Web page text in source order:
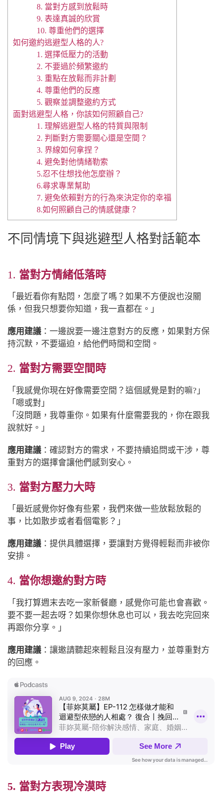
8. 當對方感到放鬆時
9. 表達真誠的欣賞
10. 尊重他們的選擇
如何邀約逃避型人格的人?
1. 選擇低壓力的活動
2. 不要過於頻繁邀約
3. 重點在放鬆而非計劃
4. 尊重他們的反應
5. 觀察並調整邀約方式
面對逃避型人格，你該如何照顧自己?
1. 理解逃避型人格的特質與限制
2. 判斷對方需要關心還是空間？
3. 界線如何拿捏？
4. 避免對他情緒勒索
5.忍不住想找他怎麼辦？
6.尋求專業幫助
7. 避免依賴對方的行為來決定你的幸福
8.如何照顧自己的情感健康？
不同情境下與逃避型人格對話範本
1. 當對方情緒低落時
「最近看你有點悶，怎麼了嗎？如果不方便說也沒關
係，但我只想要你知道，我一直都在。」
應用建議 ：一邊說要一邊注意對方的反應，如果對方保
持沉默，不要逼迫，給他們時間和空間。
2. 當對方需要空間時
「我感覺你現在好像需要空間？這個感覺是對的嘛?」
「嗯或對」
「沒問題，我尊重你。如果有什麼需要我的，你在跟我
說就好。」
應用建議 ：確認對方的需求，不要持續追問或干涉，尊
重對方的選擇會讓他們感到安心。
3. 當對方壓力大時
「最近感覺你好像有些累，我們來做一些放鬆放鬆的
事，比如散步或者看個電影？」
應用建議 ：提供具體選擇，要讓對方覺得輕鬆而非被你
安排。
4. 當你想邀約對方時
「我打算週末去吃一家新餐廳，感覺你可能也會喜歡。
要不要一起去呀？如果你想休息也可以，我去吃完回來
再跟你分享。」
應用建議 ：讓邀請聽起來輕鬆且沒有壓力，並尊重對方
的回應。
5. 當對方表現冷漠時